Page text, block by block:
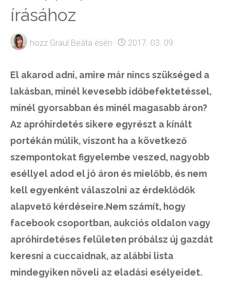
írásához
hozz Graul Beáta ésén 2017. 03. 09.
El akarod adni, amire már nincs szükséged a
lakásban, minél kevesebb időbefektetéssel,
minél gyorsabban és minél magasabb áron?
Az apróhirdetés sikere egyrészt a kínált
portékán múlik, viszont ha a következő
szempontokat figyelembe veszed, nagyobb
eséllyel adod el jó áron és mielőbb, és nem
kell egyenként válaszolni az érdeklődők
alapvető kérdéseire.Nem számít, hogy
facebook csoportban, aukciós oldalon vagy
apróhirdetéses felületen próbálsz új gazdát
keresni a cuccaidnak, az alábbi lista
mindegyiken növeli az eladási esélyeidet.